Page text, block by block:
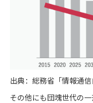
出典：総務省「情報通信
その他にも団塊世代の